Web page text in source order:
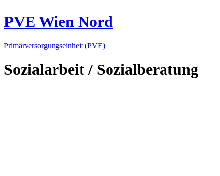
PVE Wien Nord
Primärversorgungseinheit (PVE)
Sozialarbeit / Sozialberatung